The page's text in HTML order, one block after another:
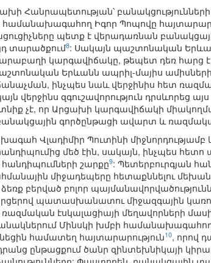
Հանրապետության՝
Իգոր Պոպովը հայտարարեց,
պետք է վերադառնան
տարածքում8: Սակայն պաշտոնական
կարգավիճակը, թեպետ դեռ
Երևանն ապրիլ-մայիս
ինչպես նաև վերջինիս հետ
վերջինս զգուշավորություն դրսևորեց
չէ, որ Արցախի կարգավիճակի
գործընթացի ավարտ և
Վլադիմիր Պուտինի
մեծ էին, սակայն, ինչպես
շարքը9: Պետերբուրգյան
միջադեպերը հետաքննելու
բերված բոլոր
պատասխանատու միջազգային
ռազմական էսկալացիայի մեղավորների
Մինսկի խմբի համանախագահող
համատեղ հայտարարություն10, որով
ընթացքում ծանր զինտեխնիկայի